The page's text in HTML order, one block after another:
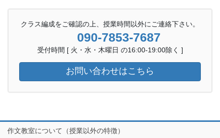
クラス編成をご確認の上、授業時間以外にご連絡下さい。
090-7853-7687
受付時間 [ 火・水・木曜日 の16:00-19:00除く ]
お問い合わせはこちら
作文教室について（授業以外の特徴）